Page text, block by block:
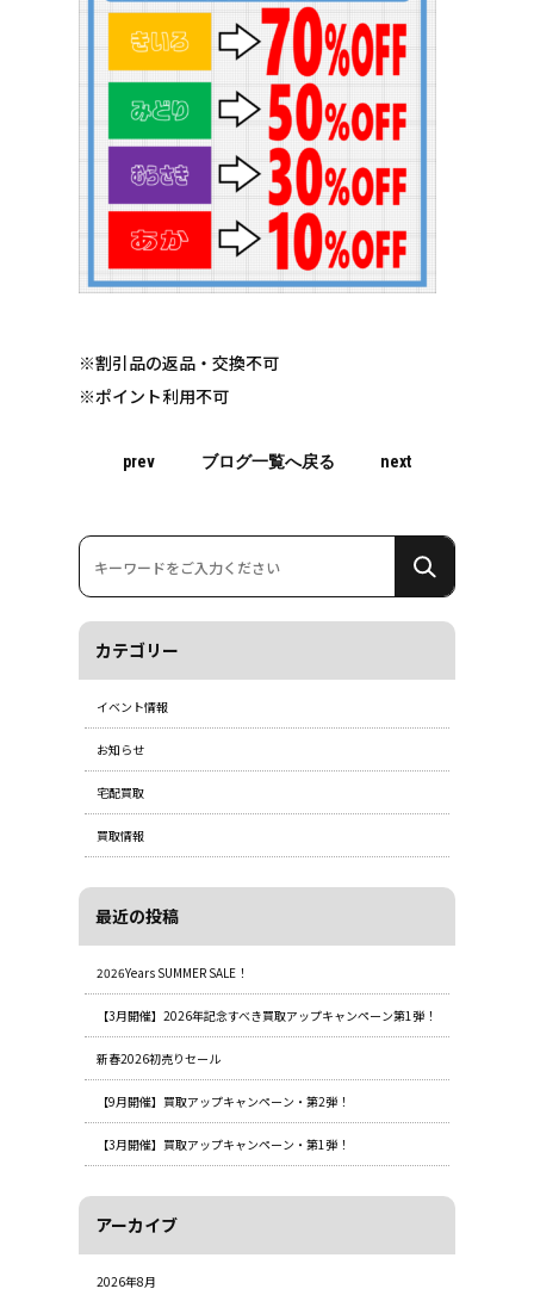
※割引品の返品・交換不可
※ポイント利用不可
prev ブログ一覧へ戻る next
カテゴリー
イベント情報
お知らせ
宅配買取
買取情報
最近の投稿
2026Years SUMMER SALE！
【3月開催】2026年記念すべき買取アップキャンペーン第1弾！
新春2026初売りセール
【9月開催】買取アップキャンペーン・第2弾！
【3月開催】買取アップキャンペーン・第1弾！
アーカイブ
2026年8月